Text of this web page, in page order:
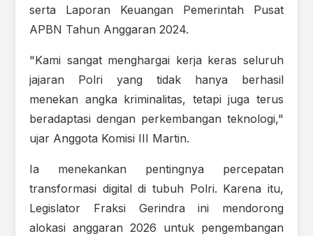
serta Laporan Keuangan Pemerintah Pusat
APBN Tahun Anggaran 2024.
"Kami sangat menghargai kerja keras seluruh
jajaran Polri yang tidak hanya berhasil
menekan angka kriminalitas, tetapi juga terus
beradaptasi dengan perkembangan teknologi,"
ujar Anggota Komisi III Martin.
Ia menekankan pentingnya percepatan
transformasi digital di tubuh Polri. Karena itu,
Legislator Fraksi Gerindra ini mendorong
alokasi anggaran 2026 untuk pengembangan